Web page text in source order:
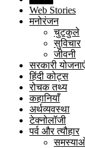
Web Stories
मनोरंजन
चुटकुले
सुविचार
जीवनी
सरकारी
हिंदी कोट्स
रोचक तथ्य
कहानियाँ
अर्थव्यवस्था
टेक्नोलॉजी
पर्व और त्यौहार